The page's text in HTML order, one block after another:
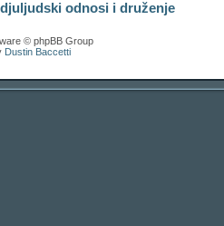
odnosi i druženje
© phpBB Group
Dustin Baccetti